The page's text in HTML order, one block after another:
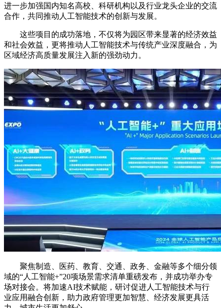
进一步加强国内知名高校、科研机构以及行业龙头企业的交流
合作，共同推动人工智能技术的创新与发展。
这些项目的成功落地，不仅将为园区带来显著的经济效益
和社会效益，更将推动人工智能技术与传统产业深度融合，为
区域经济高质量发展注入新的强劲动力。
聚焦制造、医药、教育、交通、政务、金融等多个细分领
域的“人工智能+”20项场景需求清单重磅发布，并成功举办专
场对接会。将加速AI技术赋能，研讨促进人工智能技术与行
业应用融合创新，助力政府管理更加智慧、经济发展更具活